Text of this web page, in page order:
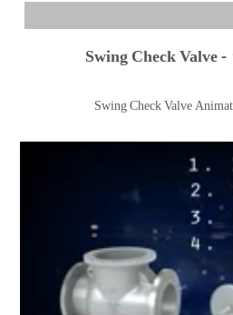
انیمیشن شیرهای صنعتی ۱۸ - Swing Check Valve